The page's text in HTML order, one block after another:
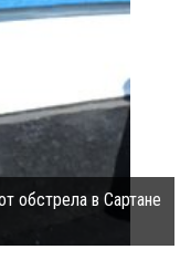
обстрела в Сартане